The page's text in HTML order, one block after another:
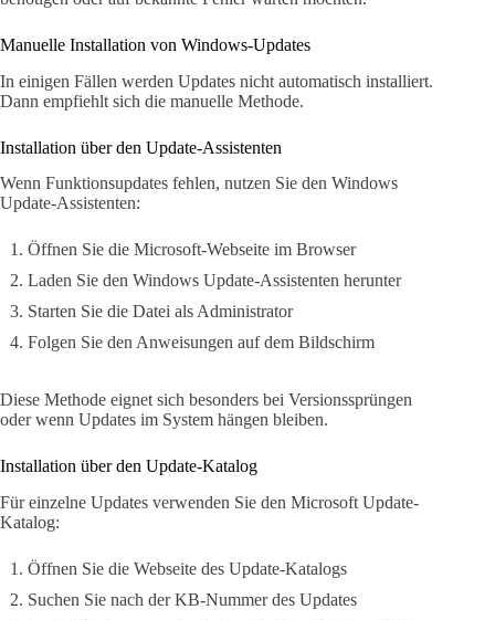
Manuelle Installation von Windows-Updates
In einigen Fällen werden Updates nicht automatisch installiert.
Dann empfiehlt sich die manuelle Methode.
Installation über den Update-Assistenten
Wenn Funktionsupdates fehlen, nutzen Sie den Windows
Update-Assistenten:
Öffnen Sie die Microsoft-Webseite im Browser
Laden Sie den Windows Update-Assistenten herunter
Starten Sie die Datei als Administrator
Folgen Sie den Anweisungen auf dem Bildschirm
Diese Methode eignet sich besonders bei Versionssprüngen
oder wenn Updates im System hängen bleiben.
Installation über den Update-Katalog
Für einzelne Updates verwenden Sie den Microsoft Update-
Katalog:
Öffnen Sie die Webseite des Update-Katalogs
Suchen Sie nach der KB-Nummer des Updates